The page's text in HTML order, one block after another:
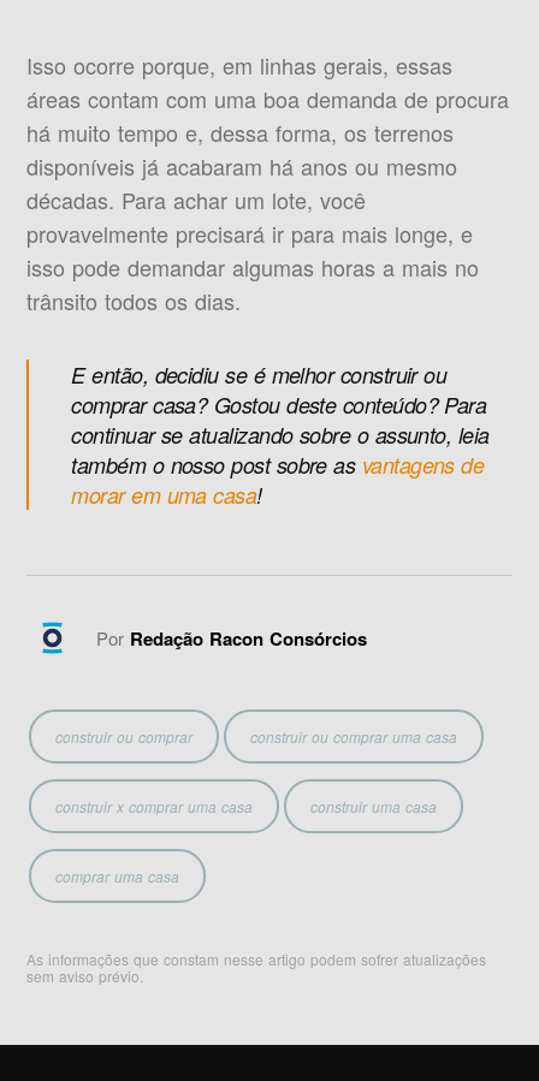
Isso ocorre porque, em linhas gerais, essas
áreas contam com uma boa demanda de procura
há muito tempo e, dessa forma, os terrenos
disponíveis já acabaram há anos ou mesmo
décadas. Para achar um lote, você
provavelmente precisará ir para mais longe, e
isso pode demandar algumas horas a mais no
trânsito todos os dias.
E então, decidiu se é melhor construir ou
comprar casa? Gostou deste conteúdo? Para
continuar se atualizando sobre o assunto, leia
também o nosso post sobre as vantagens de
morar em uma casa!
Por Redação Racon Consórcios
construir ou comprar construir ou comprar uma casa
construir x comprar uma casa construir uma casa
comprar uma casa
As informações que constam nesse artigo podem sofrer atualizações
sem aviso prévio.